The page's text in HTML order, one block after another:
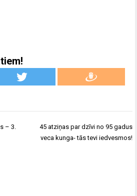
– 3.
45 atziņas par dzīvi no 95 gadus
veca kunga- tās tevi iedvesmos!